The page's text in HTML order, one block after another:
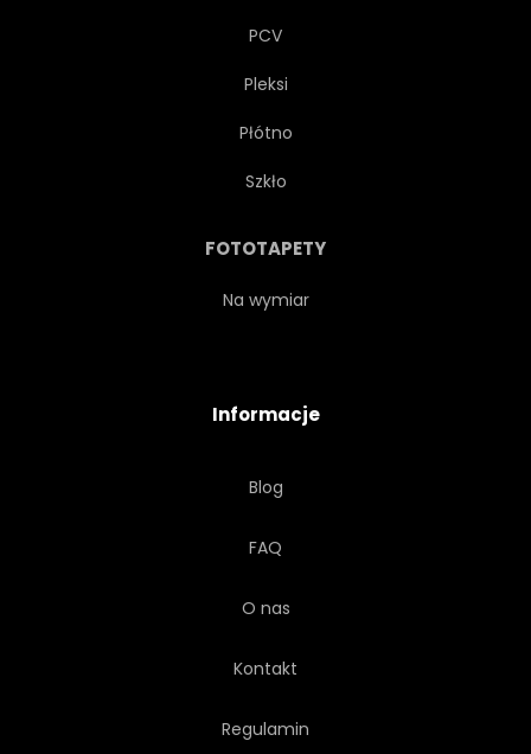
PCV
Pleksi
Płótno
Szkło
FOTOTAPETY
Na wymiar
Informacje
Blog
FAQ
O nas
Kontakt
Regulamin